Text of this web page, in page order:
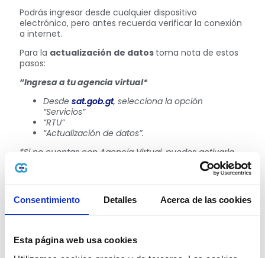
Consentimiento Detalles Acerca de las cookies
Esta página web usa cookies
Podrás ingresar desde cualquier dispositivo
electrónico, pero antes recuerda verificar la conexión
a internet.
Para la actualización de datos toma nota de estos
pasos:
“Ingresa a tu agencia virtual*
Desde sat.gob.gt, selecciona la opción
“Servicios”
“RTU”
“Actualización de datos”.
*Si no cuentas con Agencia Virtual, puedes activarla
desde
Revisa y actualiza tus datos en cada sección. Si